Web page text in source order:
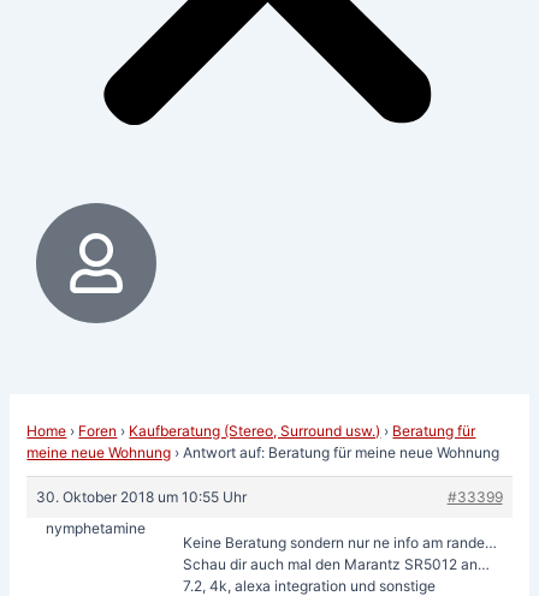
Home › Foren › Kaufberatung (Stereo, Surround usw.) › Beratung für
meine neue Wohnung › Antwort auf: Beratung für meine neue Wohnung
30. Oktober 2018 um 10:55 Uhr
#33399
nymphetamine
Keine Beratung sondern nur ne info am rande…
Schau dir auch mal den Marantz SR5012 an…
7.2, 4k, alexa integration und sonstige